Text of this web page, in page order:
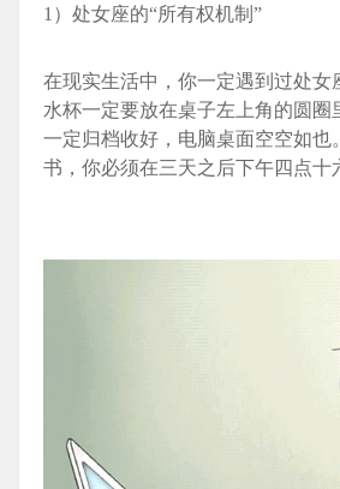
1）处女座的“所有权机制”
在现实生活中，你一定遇到过处女
水杯一定要放在桌子左上角的圆圈
一定归档收好，电脑桌面空空如也
书，你必须在三天之后下午四点十